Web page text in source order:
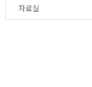
자료실